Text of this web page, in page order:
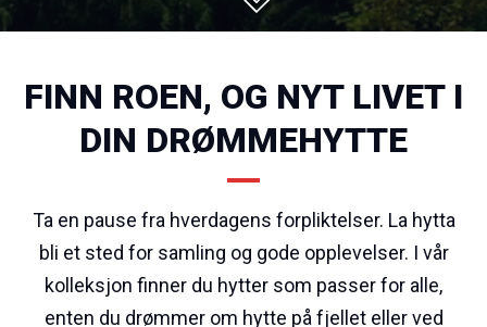
FINN ROEN, OG NYT LIVET I
DIN DRØMMEHYTTE
Ta en pause fra hverdagens forpliktelser. La hytta
bli et sted for samling og gode opplevelser. I vår
kolleksjon finner du hytter som passer for alle,
enten du drømmer om hytte på fjellet eller ved